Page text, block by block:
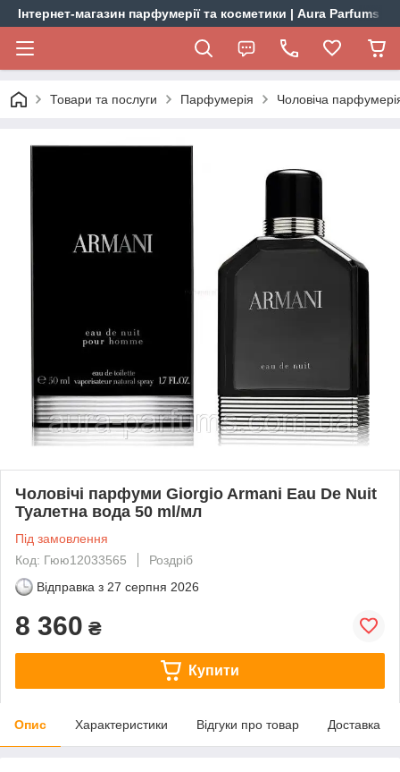
Інтернет-магазин парфумерії та косметики | Aura Parfums
Товари та послуги Парфумерія Чоловіча
Чоловічі парфуми Giorgio Armani Eau De Nuit
Туалетна вода 50 ml/мл
Під замовлення
Код: Гюю12033565
Роздріб
Відправка з 27 серпня 2026
8 360 ₴
Купити
Опис Характеристики Відгуки про товар Доставка